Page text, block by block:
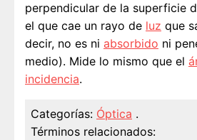
perpendicular de la superficie
el que cae un rayo de luz que
decir, no es ni absorbido ni
medio). Mide lo mismo que el
incidencia.
Categorías: Óptica .
Términos relacionados: